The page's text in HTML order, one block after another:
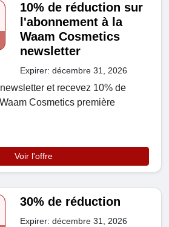
10% de réduction sur
l'abonnement à la
Waam Cosmetics
newsletter
Expirer: décembre 31, 2026
et recevez 10% de
Cosmetics première
Voir l'offre
30% de réduction
Expirer: décembre 31, 2026